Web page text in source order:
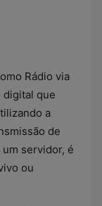
Rádio via
digital que
a
de
servidor, é
ou